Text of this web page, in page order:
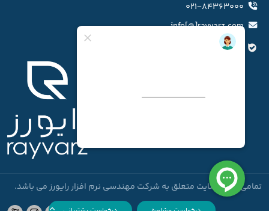
۰۲۱−۸۴۳۶۳۰۰۰
info[@]rayvarz.com
کانال بله رایورز
تمامی امتیاز سایت متعلق به شرکت مهندسی نرم افزار رایورز می باشد.